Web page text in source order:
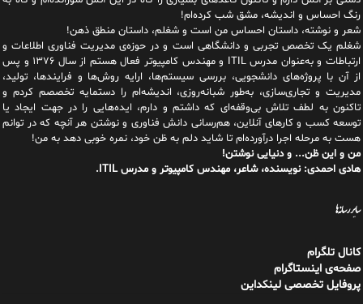
رنگ احساس و اندیشه، مشق شب کرده‌ام!
شعر و نوشته، داستان احساس من است و شغلم، داستان منطق ذهن!
شغلم یک تخصص تجربی و دانشگاهی است و در حوزه‌ی مدیریت فناوری اطلاعات و
ارتباطات و به‌عنوان مدرس ITIL و مهندس کامپیوتر فعال هستم از سال ۱۳۷۶ و پس
از آن با پروژه‌های دانشجویی، بررسی سیستم‌ها، ارایه روش‌ها و فرایندها، تولید،
مدیریت و تجاری‌سازی، به‌طور شبانه‌روزی، اندیشه‌ام را دستمایه تخصصم کردم و
تاکنون به لطف تلاش بی‌وقفه‌ای که داشتم و دارم، اید‌ه‌هایی را در جهت ایجاد یا
توسعه کسب و کارهای آنلاین، هم‌رسانی دانش فناوری و نوشتن هر آنچه که در توانم
هست به مرحله اجرا درآورده‌ام تا شاید دلم به ظن خود، نمره خوبی دهد به من!
من و این ظن... و دنیایی نوشتن!
هادی احمدی: نویسنده، شاعر، مهندس کامپیوتر و مدرس ITIL.
سایر رسانه‌ها
کانال تلگرام
صفحه‌ی اینستاگرام
پروفایل تخصصی لینکداین